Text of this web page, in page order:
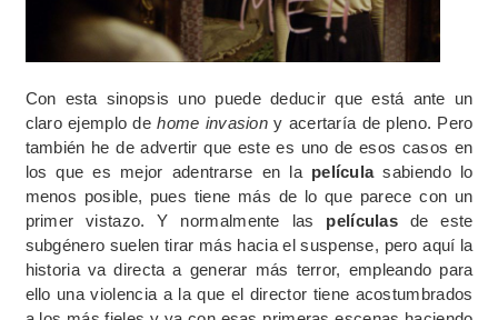
Con esta sinopsis uno puede deducir que está ante un
claro ejemplo dehome invasiony acertaría de pleno. Pero
también he de advertir que este es uno de esos casos en
los que es mejor adentrarse en la películasabiendo lo
menos posible, pues tiene más de lo que parece con un
primer vistazo. Y normalmente las películas de este
subgénero suelen tirar más hacia el suspense, pero aquí la
historia va directa a generar más terror, empleando para
ello una violencia a la que el director tiene acostumbrados